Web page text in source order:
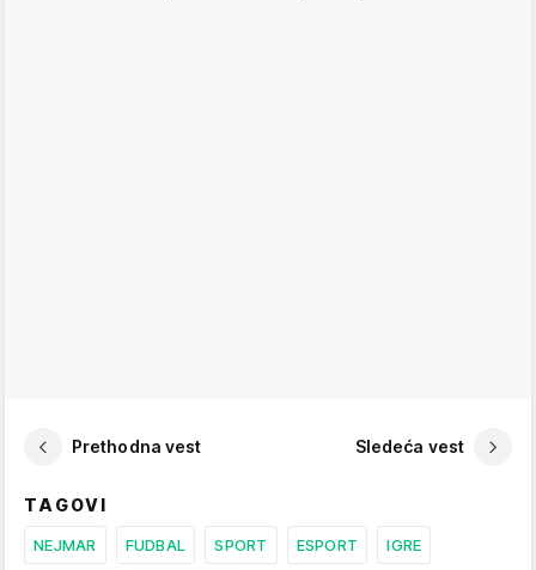
Prethodna vest Sledeća vest
TAGOVI
NEJMAR FUDBAL SPORT ESPORT IGRE